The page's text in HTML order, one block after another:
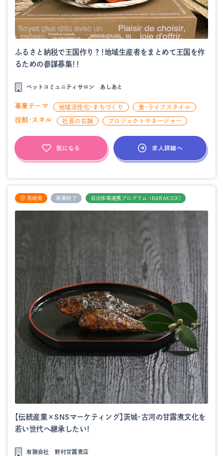
ふるさと納税で王国作り？！地域生産者をまとめて王国を作
るための参謀募集！！
ペットコミュニティサロン あしあと
事業テーマ 地域活性化・まちづくり 食・ライフスタイル
役割・スキル 社長の右腕 プロジェクトマネージャー
気になる 求人詳細へ
茨城県 募集終了 自治体等連携プログラム・iBARAKICK!
【伝統産業×SNSマーケティング】茨城・古河の甘露煮文化を
若い世代へ継承したい！
有限会社 野村甘露煮店